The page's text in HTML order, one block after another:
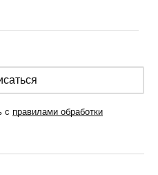
с правилами обработки